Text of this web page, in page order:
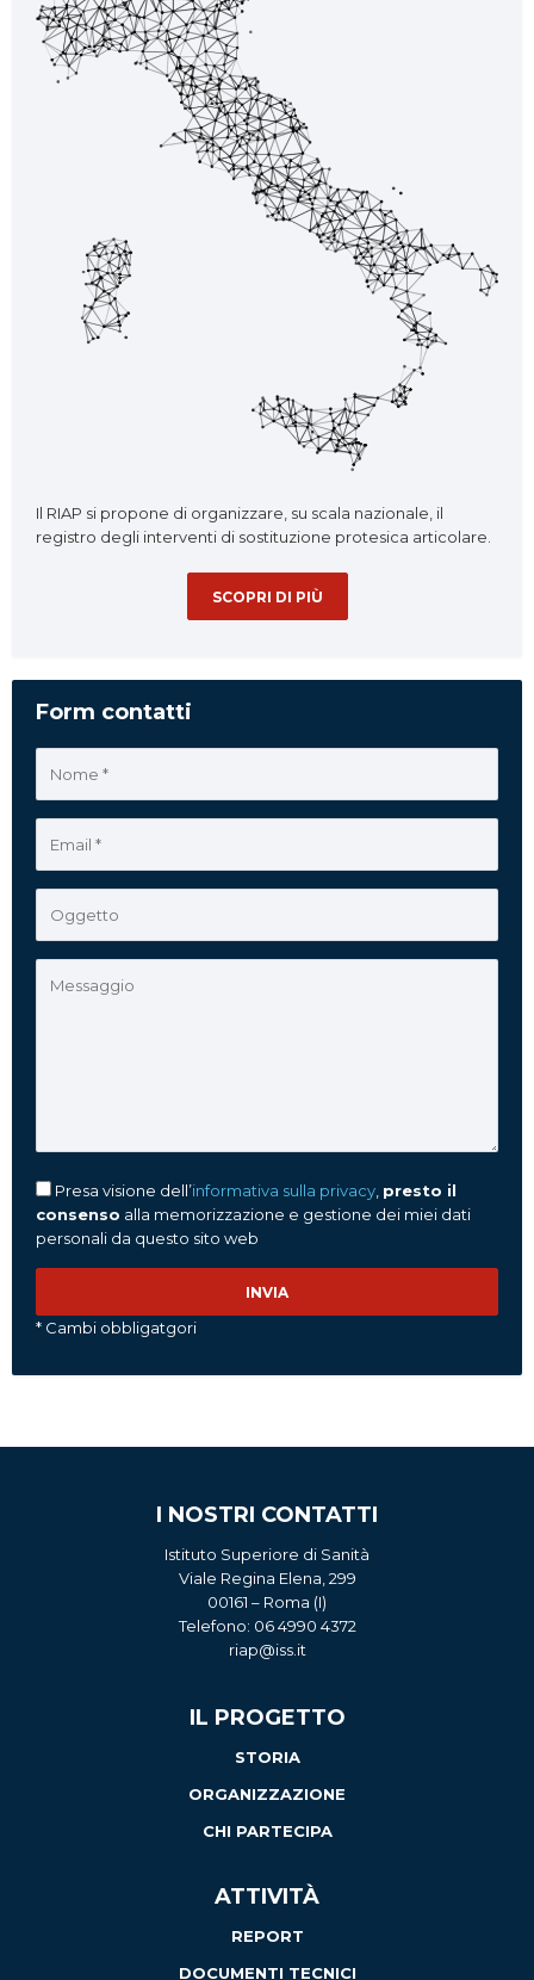
Il RIAP si propone di organizzare, su scala nazionale, il
registro degli interventi di sostituzione protesica articolare.
SCOPRI DI PIÙ
Form contatti
Presa visione dell’informativa sulla privacy presto il
consenso alla memorizzazione e gestione dei miei dati
personali da questo sito web
* Cambi obbligatgori
I NOSTRI CONTATTI
Istituto Superiore di Sanità
Viale Regina Elena, 299
00161 – Roma (I)
Telefono: 06 4990 4372
riap@iss.it
IL PROGETTO
STORIA
ORGANIZZAZIONE
CHI PARTECIPA
ATTIVITÀ
REPORT
DOCUMENTI TECNICI